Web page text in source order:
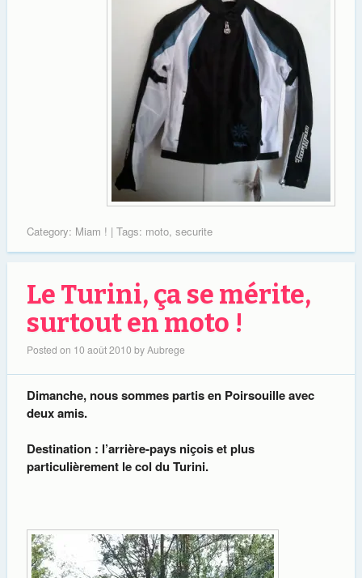
Category: Miam ! | Tags: moto, securite
Le Turini, ça se mérite,
surtout en moto !
Posted on 10 août 2010 byAubrege
Dimanche, nous sommes partis en Poirsouille avec
deux amis.
Destination : l’arrière-pays niçois et plus
particulièrement le col du Turini.